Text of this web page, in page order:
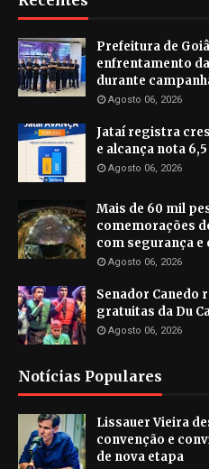
Prefeitura de
enfrentamento
durante
Agosto 06, 2026
Jataí registra
e alcança nota
Agosto 06, 2026
Mais de 60 mil
comemorações
com segurança e
Agosto 06, 2026
Senador Canedo
gratuitas da Du
Agosto 06, 2026
Notícias Populares
Lissauer Vieira
convenção e
de nova etapa